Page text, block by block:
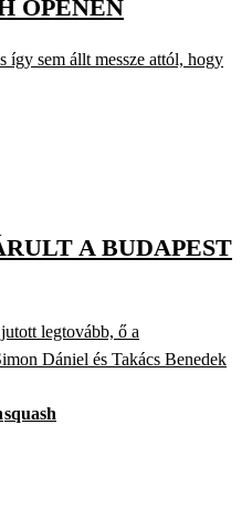
OPENEN
így sem állt messze attól, hogy
A BUDAPEST
legtovább, ő a
Dániel és Takács Benedek
squash